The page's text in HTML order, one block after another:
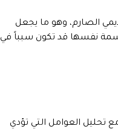
الصارم، وهو ما يجعل
نفسها قد تكون سبباً في
تحليل العوامل التي تؤدي